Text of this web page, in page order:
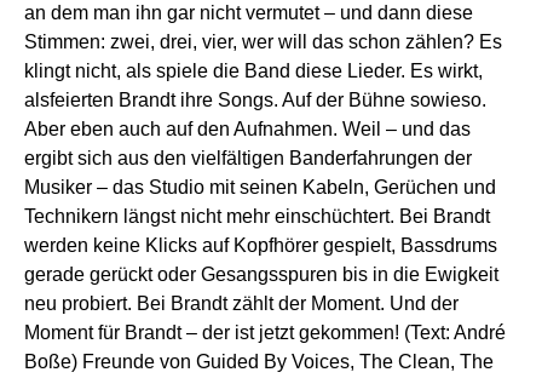
an dem man ihn gar nicht vermutet – und dann diese
Stimmen: zwei, drei, vier, wer will das schon zählen? Es
klingt nicht, als spiele die Band diese Lieder. Es wirkt,
alsfeierten Brandt ihre Songs. Auf der Bühne sowieso.
Aber eben auch auf den Aufnahmen. Weil – und das
ergibt sich aus den vielfältigen Banderfahrungen der
Musiker – das Studio mit seinen Kabeln, Gerüchen und
Technikern längst nicht mehr einschüchtert. Bei Brandt
werden keine Klicks auf Kopfhörer gespielt, Bassdrums
gerade gerückt oder Gesangsspuren bis in die Ewigkeit
neu probiert. Bei Brandt zählt der Moment. Und der
Moment für Brandt – der ist jetzt gekommen! (Text: André
Boße) Freunde von Guided By Voices, The Clean, The